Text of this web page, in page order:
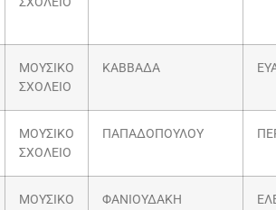
ΜΟΥΣΙΚΟ
ΣΧΟΛΕΙΟ
ΚΑΒΒΑΔΑ
ΜΟΥΣΙΚΟ
ΣΧΟΛΕΙΟ
ΠΑΠΑΔΟΠΟΥΛΟΥ
ΜΟΥΣΙΚΟ
ΦΑΝΙΟΥΔΑΚΗ